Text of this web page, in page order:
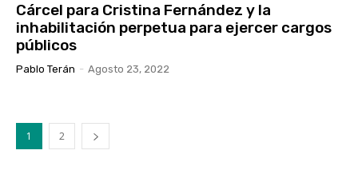
Cárcel para Cristina Fernández y la
inhabilitación perpetua para ejercer cargos
públicos
Pablo Terán - Agosto 23, 2022
1 2